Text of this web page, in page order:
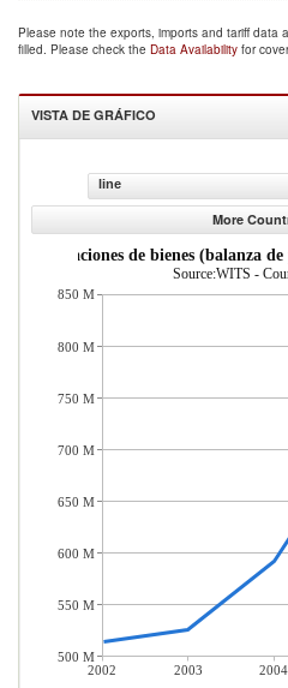
Please note the exports, imports and tariff
filled. Please check the Data Availability for
VISTA DE GRÁFICO
line
More
Importaciones de bienes (balanza de
Source:WITS -
2002 2003 2004
850 M
800 M
750 M
700 M
650 M
600 M
550 M
500 M